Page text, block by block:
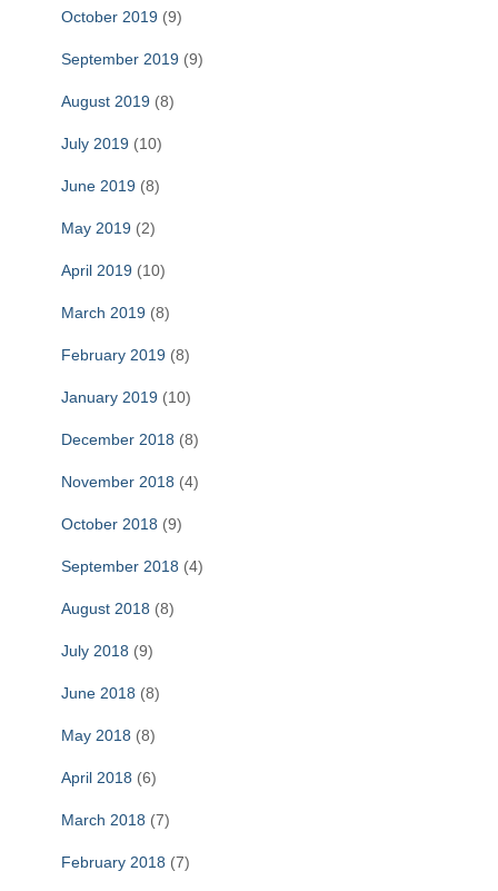
October 2019 (9)
September 2019 (9)
August 2019 (8)
July 2019 (10)
June 2019 (8)
May 2019 (2)
April 2019 (10)
March 2019 (8)
February 2019 (8)
January 2019 (10)
December 2018 (8)
November 2018 (4)
October 2018 (9)
September 2018 (4)
August 2018 (8)
July 2018 (9)
June 2018 (8)
May 2018 (8)
April 2018 (6)
March 2018 (7)
February 2018 (7)